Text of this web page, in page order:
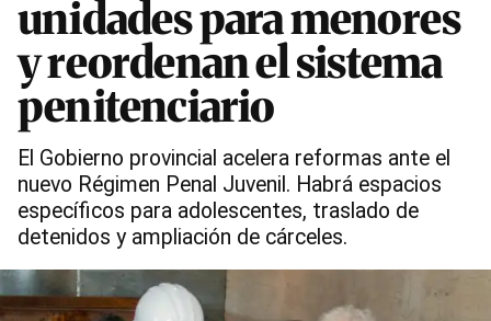
unidades para menores
y reordenan el sistema
penitenciario
El Gobierno provincial acelera reformas ante el
nuevo Régimen Penal Juvenil. Habrá espacios
específicos para adolescentes, traslado de
detenidos y ampliación de cárceles.